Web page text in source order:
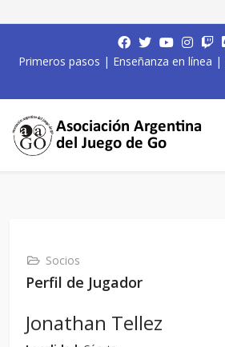
Primeros pasos | Enseñanza en línea |
Socios
Perfil de Jugador
Jonathan Tellez